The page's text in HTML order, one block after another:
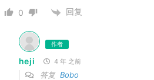
0 回复
作者
heji 4 年 之前
答复 Bobo